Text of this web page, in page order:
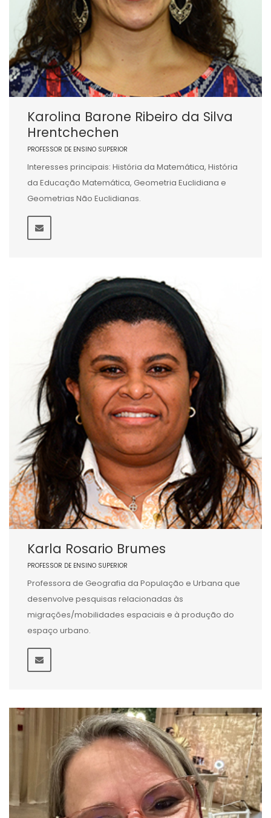
Karolina Barone Ribeiro da Silva
Hrentchechen
PROFESSOR DE ENSINO SUPERIOR
Interesses principais: História da Matemática, História
da Educação Matemática, Geometria Euclidiana e
Geometrias Não Euclidianas.
Karla Rosario Brumes
PROFESSOR DE ENSINO SUPERIOR
Professora de Geografia da População e Urbana que
desenvolve pesquisas relacionadas às
migrações/mobilidades espaciais e à produção do
espaço urbano.